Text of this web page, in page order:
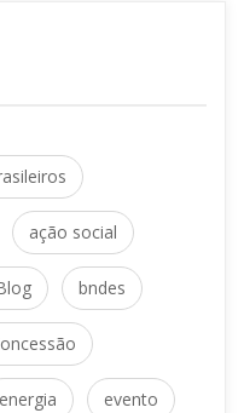
ação social
bnde
energia evento